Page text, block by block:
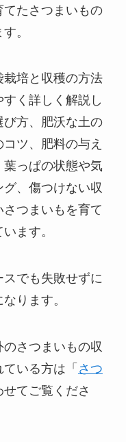
てたさつまいもの
。
栽培と収穫の方法
く詳しく解説し
方、肥沃な土の
ツ、肥料の与え
っぱの状態や気
、傷つけない収
つまいもを育て
ます。
でも失敗せずに
ります。
さつまいもの収
いる方は「 さつ
せてご覧くださ